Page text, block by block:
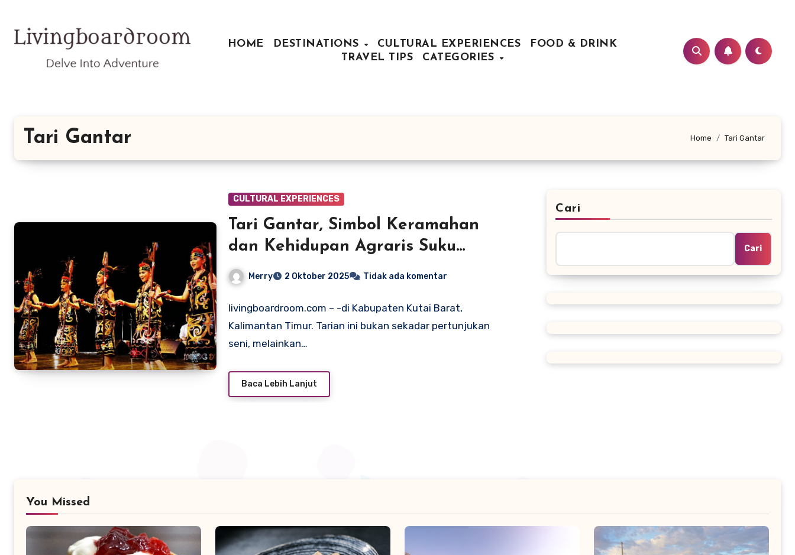
konten
HOME DESTINATIONS CULTURAL EXPERIENCES
FOOD & DRINK
TRAVEL TIPS
CATEGORIES
Tari Gantar Home Tari Gantar
CULTURAL EXPERIENCES
Tari Gantar, Simbol Keramahan
dan Kehidupan Agraris Suku
Dayak
Merry 2 Oktober 2025 Tidak ada komentar
livingboardroom.com – -di Kabupaten Kutai Barat,
Kalimantan Timur. Tarian ini bukan sekadar pertunjukan
seni, melainkan…
Baca Lebih Lanjut
Cari
Cari
You Missed